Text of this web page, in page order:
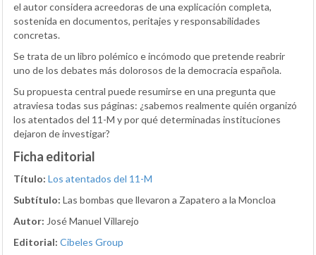
el autor considera acreedoras de una explicación completa,
sostenida en documentos, peritajes y responsabilidades
concretas.
Se trata de un libro polémico e incómodo que pretende reabrir
uno de los debates más dolorosos de la democracia española.
Su propuesta central puede resumirse en una pregunta que
atraviesa todas sus páginas: ¿sabemos realmente quién organizó
los atentados del 11-M y por qué determinadas instituciones
dejaron de investigar?
Ficha editorial
Título: Los atentados del 11-M
Subtítulo: Las bombas que llevaron a Zapatero a la Moncloa
Autor: José Manuel Villarejo
Editorial: Cibeles Group